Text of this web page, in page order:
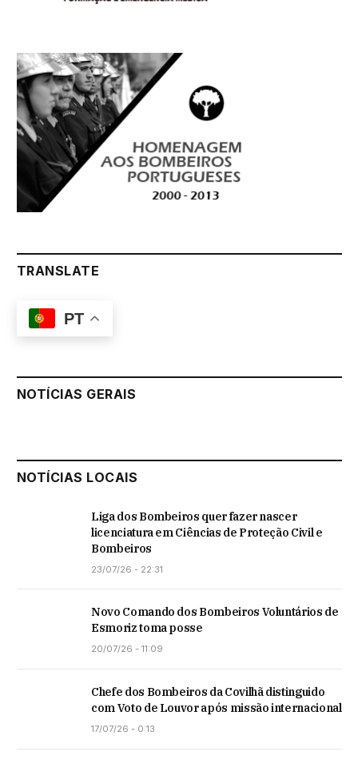
TRANSLATE
PT
NOTÍCIAS GERAIS
NOTÍCIAS LOCAIS
Liga dos Bombeiros quer fazer nascer
licenciatura em Ciências de Proteção Civil e
Bombeiros
23/07/26 - 22:31
Novo Comando dos Bombeiros Voluntários de
Esmoriz toma posse
20/07/26 - 11:09
Chefe dos Bombeiros da Covilhã distinguido
com Voto de Louvor após missão internacional
17/07/26 - 0:13